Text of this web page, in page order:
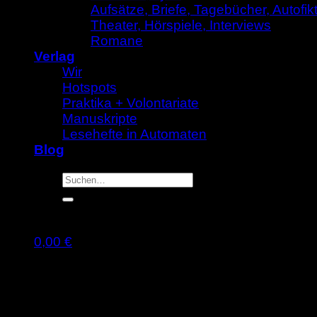
Aufsätze, Briefe, Tagebücher,
Theater, Hörspiele, Interviews
Romane
Verlag
Wir
Hotspots
Praktika + Volontariate
Manuskripte
Lesehefte in Automaten
Blog
Suche
0,00 €